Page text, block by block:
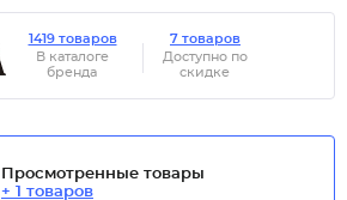
1419 товаров
В каталоге
бренда
7 товаров
Доступно по
скидке
Просмотренные товары
+ 1 товаров